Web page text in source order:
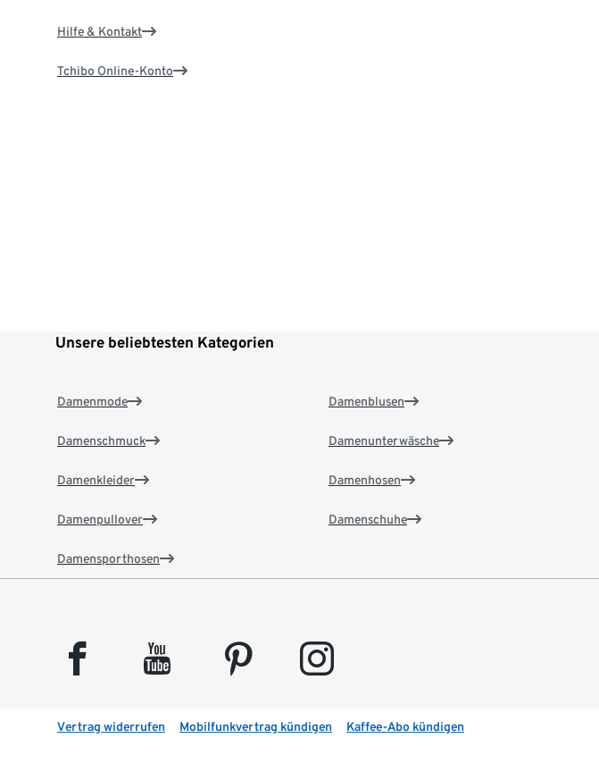
Hilfe & Kontakt
Tchibo Online-Konto
Unsere beliebtesten Kategorien
Damenmode
Damenschmuck
Damenkleider
Damenpullover
Damensporthosen
Damenblusen
Damenunterwäsche
Damenhosen
Damenschuhe
facebook youtube pinterest instagram
Vertrag widerrufen Mobilfunkvertrag kündigen Kaffee-Abo kündigen